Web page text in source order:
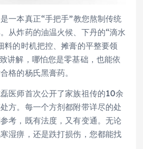
是一本真正“手把手”教您熬制传统
从炸药的油温火候、下丹的“滴水
料的时机把控、摊膏的平整要领
讲解，哪怕您是零基础，也能依
格的杨氏黑膏药。
医师首次公开了家族祖传的10余
方。每一个方剂都附带详尽的处
考，既有法度，又有变通。无论
湿痹，还是跌打损伤，您都能找